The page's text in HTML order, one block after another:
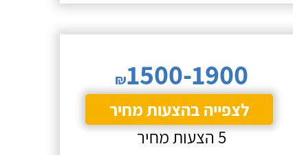
₪1500-1900
לצפייה בהצעות מחיר
5 הצעות מחיר